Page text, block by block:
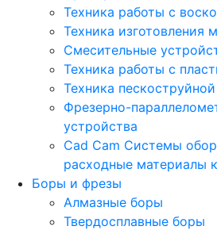
Техника работы с
Техника изготовления
Смесительные
Техника работы с
Техника
Фрезерно-
устройства
Cad Cam Системы
расходные материалы
Боры и фрезы
Алмазные боры
Твердосплавные боры